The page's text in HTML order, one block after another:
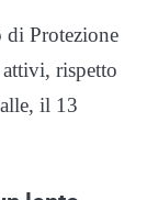
di Protezione
rispetto
il 13